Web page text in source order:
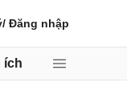
/ Đăng nhập
ích